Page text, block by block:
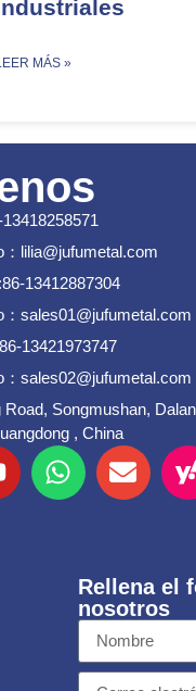
MÁS »
lilia@jufumetal.com
13412887304
sales01@jufumetal.com
13421973747
sales02@jufumetal.com
Songmushan,
, China
Rellena el
nosotros